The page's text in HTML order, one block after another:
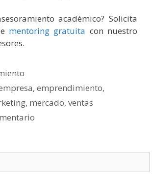
académico? Solicita
mentoring gratuita con nuestro
,emprendimiento,
, mercado, ventas